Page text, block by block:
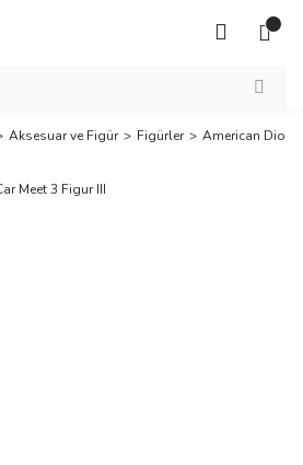
Aksesuar ve Figür Figürler American